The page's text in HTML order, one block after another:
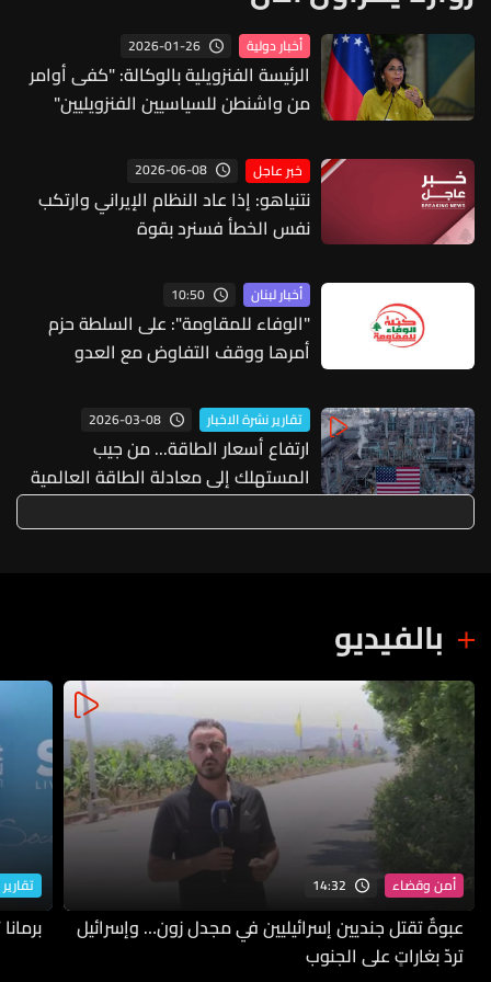
أخبار دولية 2026-01-26
الرئيسة الفنزويلية بالوكالة: "كفى أوامر
من واشنطن للسياسيين الفنزويليين"
خبر عاجل 2026-06-08
نتنياهو: إذا عاد النظام الإيراني وارتكب
نفس الخطأ فسنرد بقوة
أخبار لبنان 10:50
"الوفاء للمقاومة": على السلطة حزم
أمرها ووقف التفاوض مع العدو
تقارير نشرة الاخبار 2026-03-08
ارتفاع أسعار الطاقة... من جيب
المستهلك إلى معادلة الطاقة العالمية
بالفيديو
أمن وقضاء 14:32
عبوةٌ تقتل جنديين إسرائيليين في مجدل زون… وإسرائيل
تردّ بغاراتٍ على الجنوب